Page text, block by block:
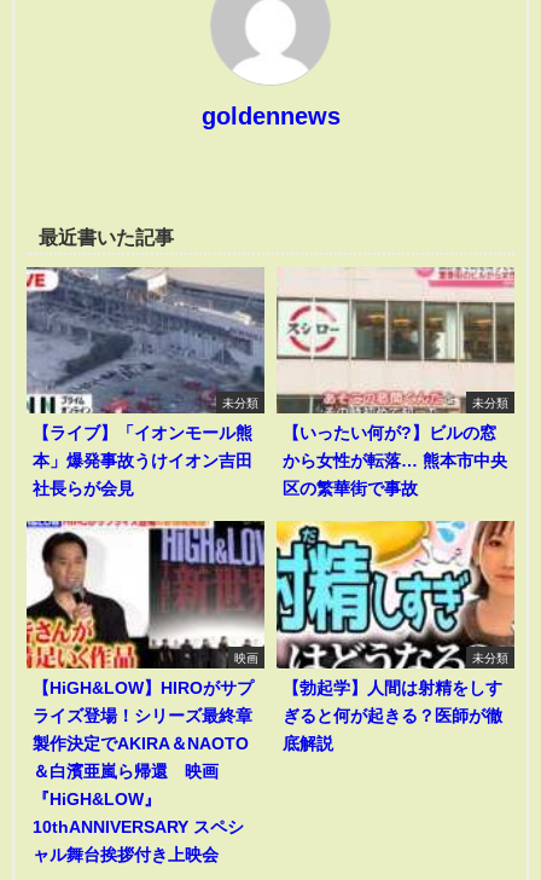
goldennews
最近書いた記事
未分類
【ライブ】「イオンモール熊
本」爆発事故うけイオン吉田
社長らが会見
未分類
【いったい何が?】ビルの窓
から女性が転落… 熊本市中央
区の繁華街で事故
映画
【HiGH&LOW】HIROがサプ
ライズ登場！シリーズ最終章
製作決定でAKIRA＆NAOTO
＆白濱亜嵐ら帰還 映画
『HiGH&LOW』
10thANNIVERSARY スペシ
ャル舞台挨拶付き上映会
未分類
【勃起学】人間は射精をしす
ぎると何が起きる？医師が徹
底解説